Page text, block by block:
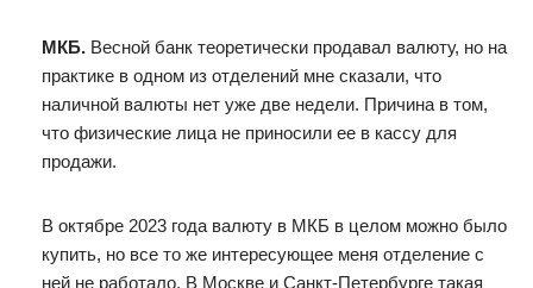
МКБ. Весной банк теоретически продавал валюту, но на
практике в одном из отделений мне сказали, что
наличной валюты нет уже две недели. Причина в том,
что физические лица не приносили ее в кассу для
продажи.
В октябре 2023 года валюту в МКБ в целом можно было
купить, но все то же интересующее меня отделение с
ней не работало. В Москве и Санкт-Петербурге такая